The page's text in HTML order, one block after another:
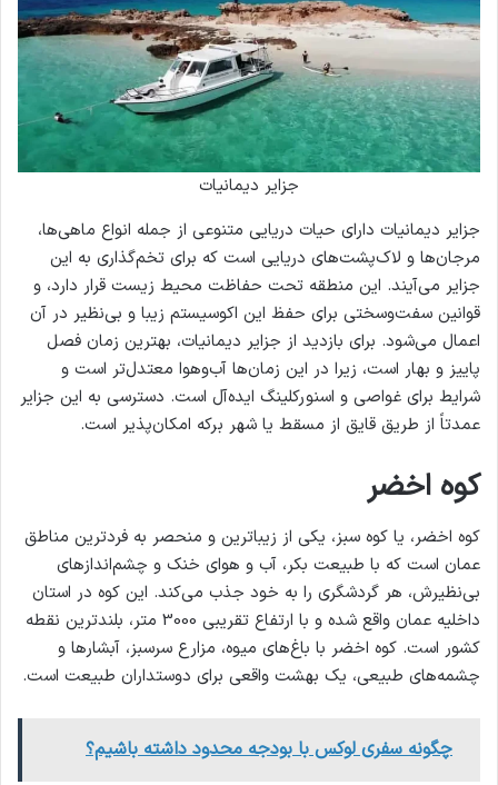
جزایر دیمانیات
جزایر دیمانیات دارای حیات دریایی متنوعی از جمله انواع ماهی‌ها،
مرجان‌ها و لاک‌پشت‌های دریایی است که برای تخم‌گذاری به این
جزایر می‌آیند. این منطقه تحت حفاظت محیط زیست قرار دارد، و
قوانین سفت‌وسختی برای حفظ این اکوسیستم زیبا و بی‌نظیر در آن
اعمال می‌شود. برای بازدید از جزایر دیمانیات، بهترین زمان فصل
پاییز و بهار است، زیرا در این زمان‌ها آب‌و‌هوا معتدل‌تر است و
شرایط برای غواصی و اسنورکلینگ ایده‌آل است. دسترسی به این جزایر
عمدتاً از طریق قایق از مسقط یا شهر برکه امکان‌پذیر است.
کوه اخضر
کوه اخضر، یا کوه سبز، یکی از زیباترین و منحصر به فردترین مناطق
عمان است که با طبیعت بکر، آب و هوای خنک و چشم‌اندازهای
بی‌نظیرش، هر گردشگری را به خود جذب می‌کند. این کوه در استان
داخلیه عمان واقع شده و با ارتفاع تقریبی 3000 متر، بلندترین نقطه
کشور است. کوه اخضر با باغ‌های میوه، مزارع سرسبز، آبشارها و
چشمه‌های طبیعی، یک بهشت واقعی برای دوستداران طبیعت است.
چگونه سفری لوکس با بودجه محدود داشته باشیم؟